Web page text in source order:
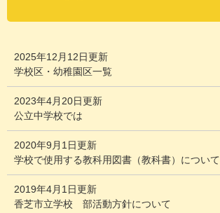
2025年12月12日更新
学校区・幼稚園区一覧
2023年4月20日更新
公立中学校では
2020年9月1日更新
学校で使用する教科用図書（教科書）について
2019年4月1日更新
香芝市立学校 部活動方針について